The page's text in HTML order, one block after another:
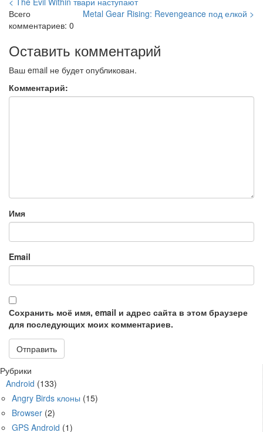
Metal Gear Rising: Revengeance под елкой >
Всего
комментариев: 0
Оставить комментарий
Ваш email не будет опубликован.
Комментарий:
Имя
Email
Сохранить моё имя, email и адрес сайта в этом браузере
для последующих моих комментариев.
Рубрики
Android (133)
Angry Birds клоны (15)
Browser (2)
GPS Android (1)